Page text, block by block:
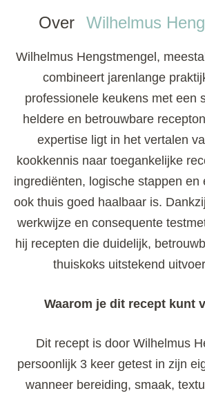
Over Wilhelmus
Wilhelmus Hengstmengel,
combineert jarenlange
professionele keukens met een
heldere en betrouwbare
expertise ligt in het vertalen
kookkennis naar toegankelijke
ingrediënten, logische stappen en
ook thuis goed haalbaar is.
werkwijze en consequente
hij recepten die duidelijk,
thuiskoks uitstekend
Waarom je dit recept kunt
Dit recept is door Wilhelmus
persoonlijk 3 keer getest in zijn
wanneer bereiding, smaak,